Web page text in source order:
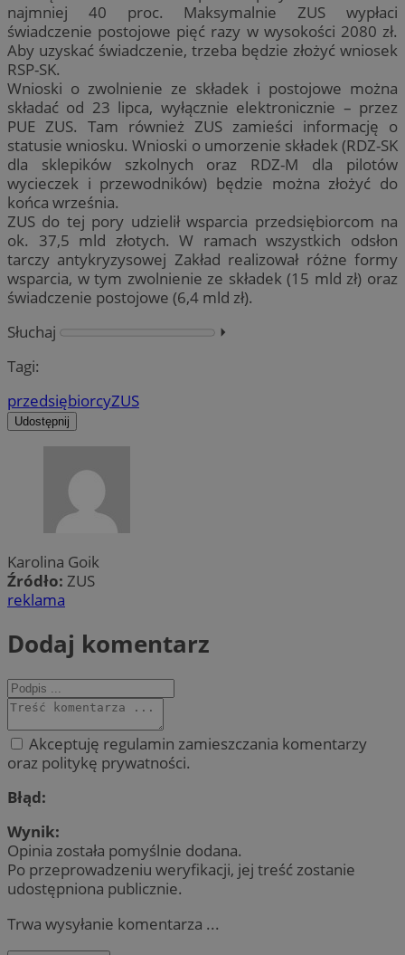
najmniej 40 proc. Maksymalnie ZUS wypłaci
świadczenie postojowe pięć razy w wysokości 2080 zł.
Aby uzyskać świadczenie, trzeba będzie złożyć wniosek
RSP-SK.
Wnioski o zwolnienie ze składek i postojowe można
składać od 23 lipca, wyłącznie elektronicznie – przez
PUE ZUS. Tam również ZUS zamieści informację o
statusie wniosku. Wnioski o umorzenie składek (RDZ-SK
dla sklepików szkolnych oraz RDZ-M dla pilotów
wycieczek i przewodników) będzie można złożyć do
końca września.
ZUS do tej pory udzielił wsparcia przedsiębiorcom na
ok. 37,5 mld złotych. W ramach wszystkich odsłon
tarczy antykryzysowej Zakład realizował różne formy
wsparcia, w tym zwolnienie ze składek (15 mld zł) oraz
świadczenie postojowe (6,4 mld zł).
Słuchaj
⏵︎
Tagi:
przedsiębiorcyZUS
Udostępnij
Karolina Goik
Źródło: ZUS
reklama
Dodaj komentarz
Akceptuję regulamin zamieszczania komentarzy
oraz politykę prywatności.
Błąd:
Wynik:
Opinia została pomyślnie dodana.
Po przeprowadzeniu weryfikacji, jej treść zostanie
udostępniona publicznie.
Trwa wysyłanie komentarza ...